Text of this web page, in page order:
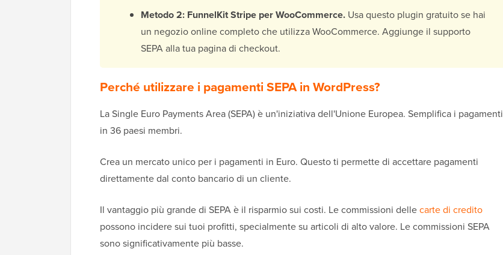
Metodo 2: FunnelKit Stripe per WooCommerce. Usa questo plugin gratuito se hai
un negozio online completo che utilizza WooCommerce. Aggiunge il supporto
SEPA alla tua pagina di checkout.
Perché utilizzare i pagamenti SEPA in WordPress?
La Single Euro Payments Area (SEPA) è un'iniziativa dell'Unione Europea. Semplifica i pagamenti
in 36 paesi membri.
Crea un mercato unico per i pagamenti in Euro. Questo ti permette di accettare pagamenti
direttamente dal conto bancario di un cliente.
Il vantaggio più grande di SEPA è il risparmio sui costi. Le commissioni dellecarte di credito
possono incidere sui tuoi profitti, specialmente su articoli di alto valore. Le commissioni SEPA
sono significativamente più basse.